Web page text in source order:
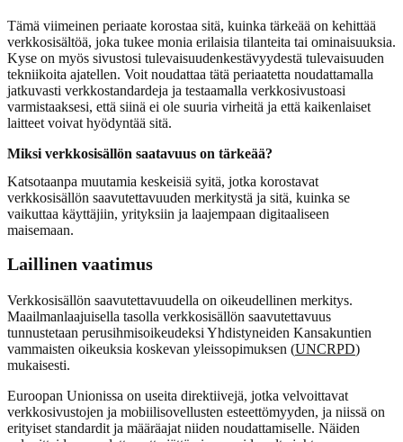
Tämä viimeinen periaate korostaa sitä, kuinka tärkeää on kehittää
verkkosisältöä, joka tukee monia erilaisia tilanteita tai ominaisuuksia.
Kyse on myös sivustosi tulevaisuudenkestävyydestä tulevaisuuden
tekniikoita ajatellen. Voit noudattaa tätä periaatetta noudattamalla
jatkuvasti verkkostandardeja ja testaamalla verkkosivustoasi
varmistaaksesi, että siinä ei ole suuria virheitä ja että kaikenlaiset
laitteet voivat hyödyntää sitä.
Miksi verkkosisällön saatavuus on tärkeää?
Katsotaanpa muutamia keskeisiä syitä, jotka korostavat
verkkosisällön saavutettavuuden merkitystä ja sitä, kuinka se
vaikuttaa käyttäjiin, yrityksiin ja laajempaan digitaaliseen
maisemaan.
Laillinen vaatimus
Verkkosisällön saavutettavuudella on oikeudellinen merkitys.
Maailmanlaajuisella tasolla verkkosisällön saavutettavuus
tunnustetaan perusihmisoikeudeksi Yhdistyneiden Kansakuntien
vammaisten oikeuksia koskevan yleissopimuksen (UNCRPD)
mukaisesti.
Euroopan Unionissa on useita direktiivejä, jotka velvoittavat
verkkosivustojen ja mobiilisovellusten esteettömyyden, ja niissä on
erityiset standardit ja määräajat niiden noudattamiselle. Näiden